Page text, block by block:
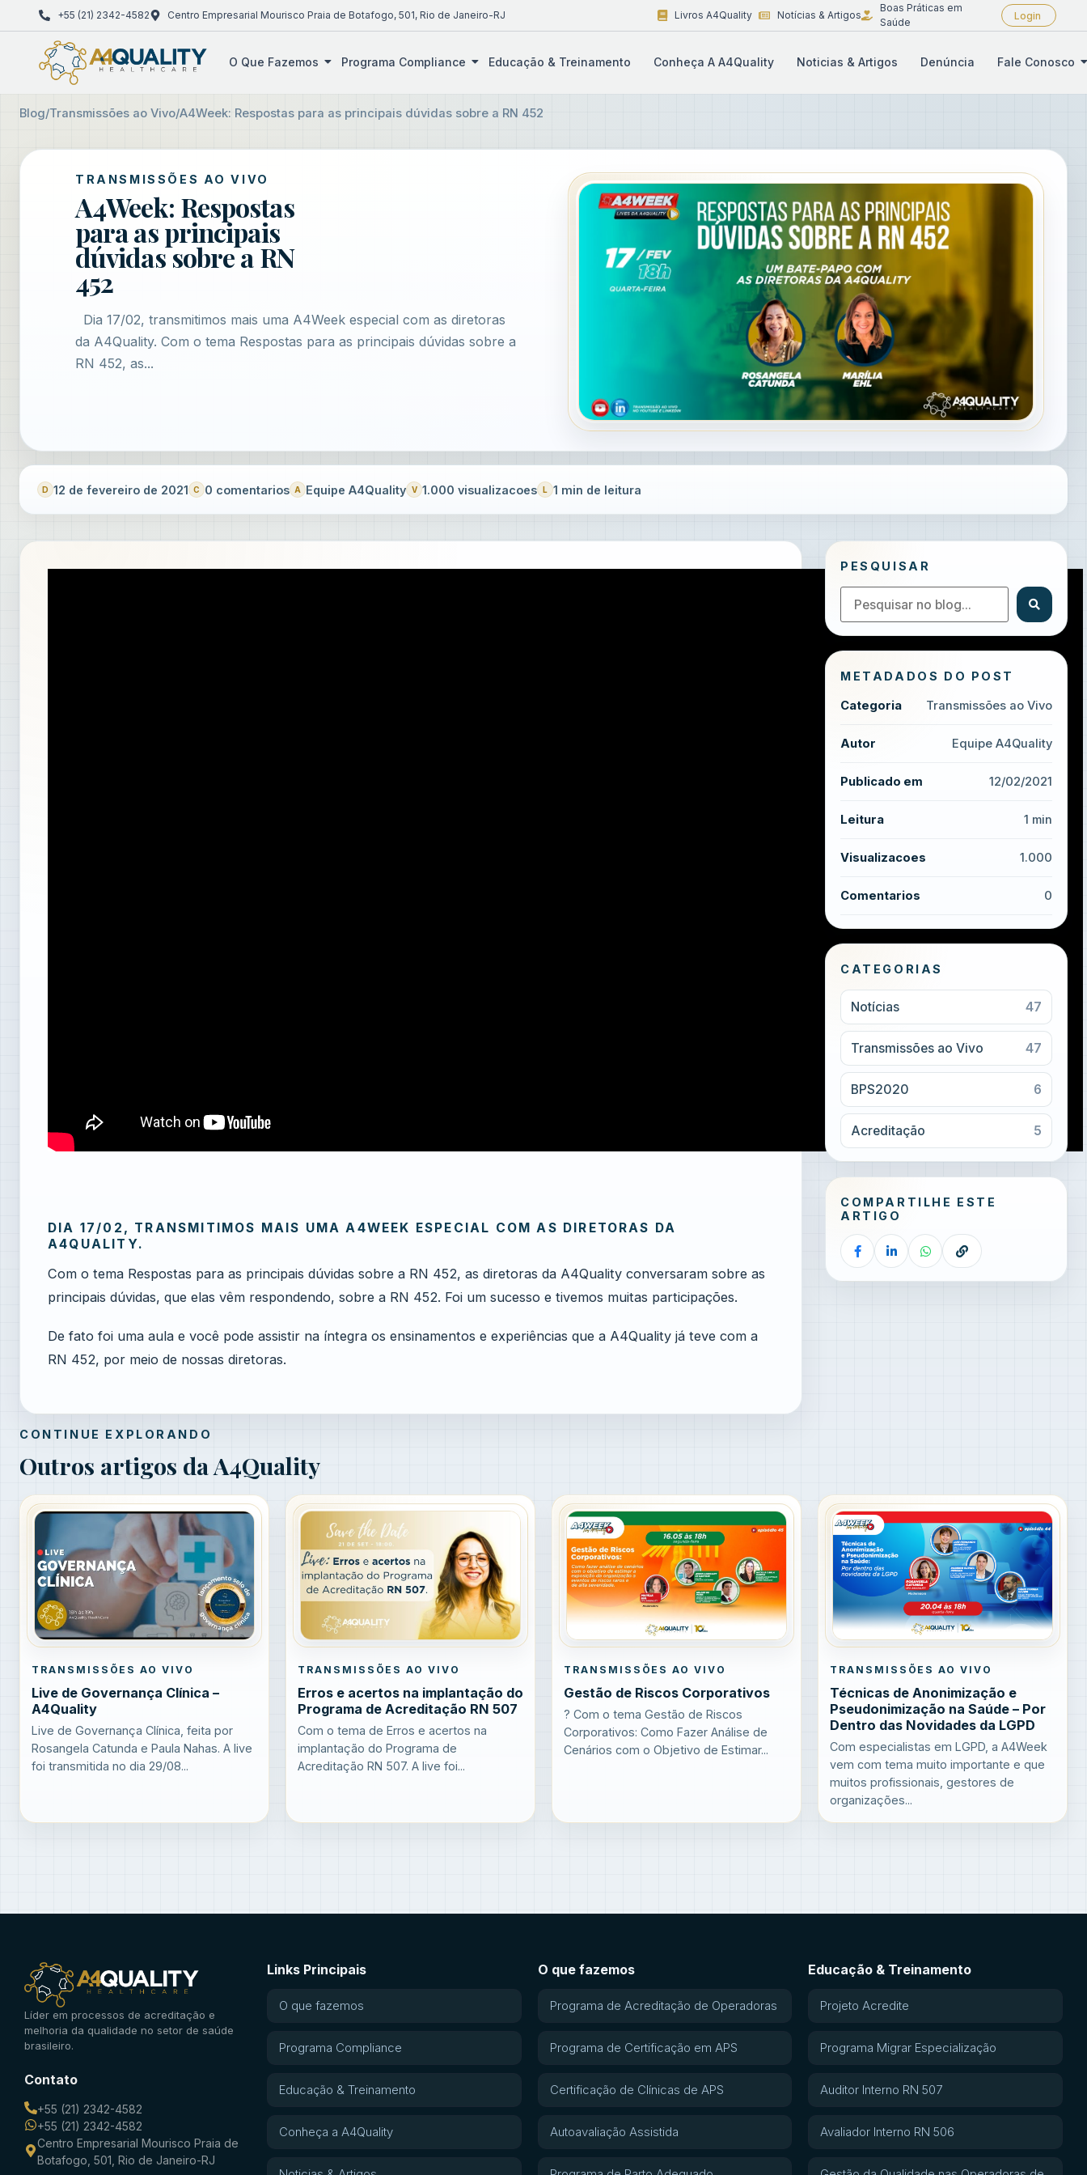
+55 (21) 2342-4582 Centro Empresarial Mourisco Praia de Botafogo, 501, Rio de Janeiro-RJ Livros A4Quality Notícias & Artigos
Boas Práticas em
Saúde
Login
O Que Fazemos Programa Compliance Educação & Treinamento Conheça A A4Quality Noticias & Artigos Denúncia Fale Conosco
Blog/Transmissões ao Vivo/A4Week: Respostas para as principais dúvidas sobre a RN 452
TRANSMISSÕES AO VIVO
A4Week: Respostas
para as principais
dúvidas sobre a RN
452
Dia 17/02, transmitimos mais uma A4Week especial com as diretoras
da A4Quality. Com o tema Respostas para as principais dúvidas sobre a
RN 452, as...
12 de fevereiro de 2021 0 comentarios Equipe A4Quality 1.000 visualizacoes 1 min de leitura
DIA 17/02, TRANSMITIMOS MAIS UMA A4WEEK ESPECIAL COM AS DIRETORAS DA
A4QUALITY.
Com o tema Respostas para as principais dúvidas sobre a RN 452, as diretoras da A4Quality conversaram sobre as
principais dúvidas, que elas vêm respondendo, sobre a RN 452. Foi um sucesso e tivemos muitas participações.
De fato foi uma aula e você pode assistir na íntegra os ensinamentos e experiências que a A4Quality já teve com a
RN 452, por meio de nossas diretoras.
PESQUISAR
METADADOS DO POST
Categoria Transmissões ao Vivo
Autor Equipe A4Quality
Publicado em 12/02/2021
Leitura 1 min
Visualizacoes 1.000
Comentarios 0
CATEGORIAS
Notícias 47
Transmissões ao Vivo 47
BPS2020 6
Acreditação 5
COMPARTILHE ESTE
ARTIGO
CONTINUE EXPLORANDO
Outros artigos da A4Quality
TRANSMISSÕES AO VIVO
Live de Governança Clínica –
A4Quality
Live de Governança Clínica, feita por
Rosangela Catunda e Paula Nahas. A live
foi transmitida no dia 29/08...
TRANSMISSÕES AO VIVO
Erros e acertos na implantação do
Programa de Acreditação RN 507
Com o tema de Erros e acertos na
implantação do Programa de
Acreditação RN 507. A live foi...
TRANSMISSÕES AO VIVO
Gestão de Riscos Corporativos
? Com o tema Gestão de Riscos
Corporativos: Como Fazer Análise de
Cenários com o Objetivo de Estimar...
TRANSMISSÕES AO VIVO
Técnicas de Anonimização e
Pseudonimização na Saúde – Por
Dentro das Novidades da LGPD
Com especialistas em LGPD, a A4Week
vem com tema muito importante e que
muitos profissionais, gestores de
organizações...
Líder em processos de acreditação e
melhoria da qualidade no setor de saúde
brasileiro.
Contato
+55 (21) 2342-4582
+55 (21) 2342-4582
Centro Empresarial Mourisco Praia de
Botafogo, 501, Rio de Janeiro-RJ
Links Principais
O que fazemos
Programa Compliance
Educação & Treinamento
Conheça a A4Quality
O que fazemos
Programa de Acreditação de Operadoras
Programa de Certificação em APS
Certificação de Clínicas de APS
Autoavaliação Assistida
Educação & Treinamento
Projeto Acredite
Programa Migrar Especialização
Auditor Interno RN 507
Avaliador Interno RN 506